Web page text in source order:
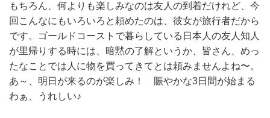
もちろん、何よりも楽しみなのは友人の到着だけれど、今
回こんなにもいろいろと頼めたのは、彼女が旅行者だから
です。ゴールドコーストで暮らしている日本人の友人知人
が里帰りする時には、暗黙の了解というか、皆さん、めっ
たなことでは人に物を買ってきてとは頼みませんよね〜。
あ～、明日が来るのが楽しみ！ 賑やかな3日間が始まる
わぁ、うれしい♪